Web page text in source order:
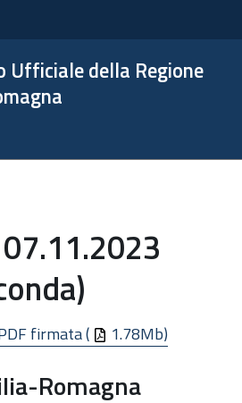
Ufficiale della Regione
firmata ( 1.78Mb)
Romagna